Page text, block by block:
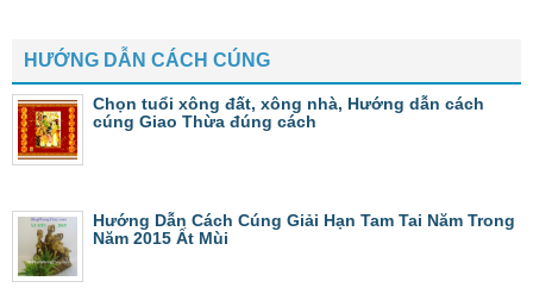
HƯỚNG DẪN CÁCH CÚNG
Chọn tuổi xông đất, xông nhà, Hướng dẫn cách
cúng Giao Thừa đúng cách
Hướng Dẫn Cách Cúng Giải Hạn Tam Tai Năm Trong
Năm 2015 Ất Mùi